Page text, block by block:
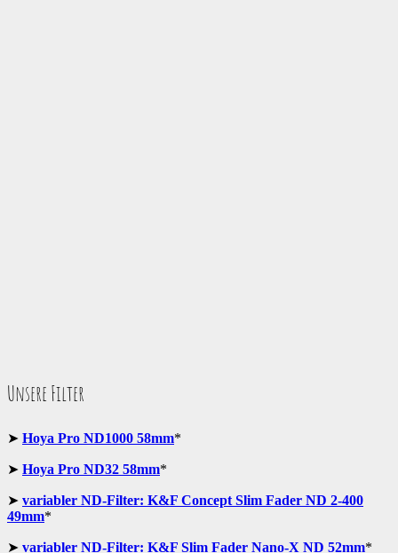
Unsere Filter
➤ Hoya Pro ND1000 58mm*
➤ Hoya Pro ND32 58mm*
➤ variabler ND-Filter: K&F Concept Slim Fader ND 2-400
49mm*
➤ variabler ND-Filter: K&F Slim Fader Nano-X ND 52mm*